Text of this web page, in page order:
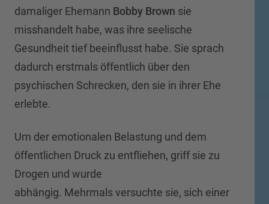
damaliger Ehemann Bobby Brown sie
misshandelt habe, was ihre seelische
Gesundheit tief beeinflusst habe. Sie sprach
dadurch erstmals öffentlich über den
psychischen Schrecken, den sie in ihrer Ehe
erlebte.
Um der emotionalen Belastung und dem
öffentlichen Druck zu entfliehen, griff sie zu
Drogen und wurde
abhängig. Mehrmals versuchte sie, sich einer